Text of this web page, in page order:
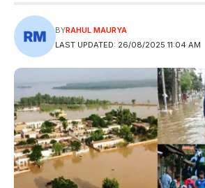
LAST UPDATED: 26/08/2025 11:04 AM
BYRAHUL MAURYA